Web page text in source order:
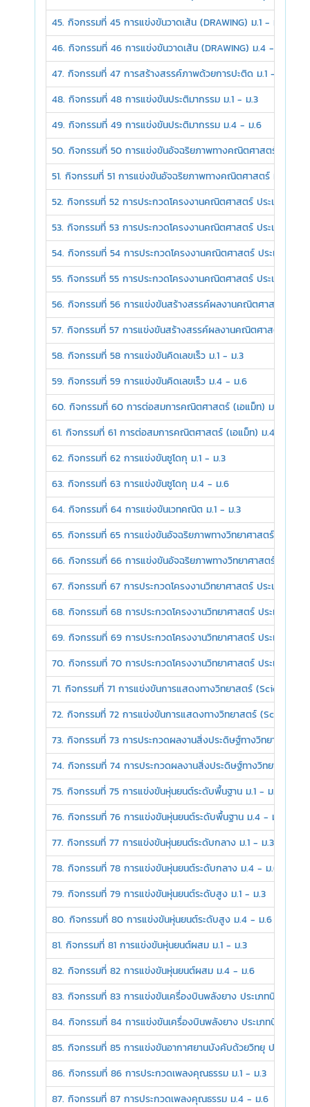
45. กิจกรรมที่ 45 การแข่งขันวาดเส้น (DRAWING) ม.1 - ม.3
46. กิจกรรมที่ 46 การแข่งขันวาดเส้น (DRAWING) ม.4 - ม.6
47. กิจกรรมที่ 47 การสร้างสรรค์ภาพด้วยการปะติด ม.1 - ม.3
48. กิจกรรมที่ 48 การแข่งขันประติมากรรม ม.1 - ม.3
49. กิจกรรมที่ 49 การแข่งขันประติมากรรม ม.4 - ม.6
50. กิจกรรมที่ 50 การแข่งขันอัจฉริยภาพทางคณิตศาสตร์ ม.1 - ม
51. กิจกรรมที่ 51 การแข่งขันอัจฉริยภาพทางคณิตศาสตร์ ม.4 - ม
52. กิจกรรมที่ 52 การประกวดโครงงานคณิตศาสตร์ ประเภทสร้
53. กิจกรรมที่ 53 การประกวดโครงงานคณิตศาสตร์ ประเภทสร้
54. กิจกรรมที่ 54 การประกวดโครงงานคณิตศาสตร์ ประเภทบูร
55. กิจกรรมที่ 55 การประกวดโครงงานคณิตศาสตร์ ประเภทบูร
56. กิจกรรมที่ 56 การแข่งขันสร้างสรรค์ผลงานคณิตศาสตร์โดยใช้
57. กิจกรรมที่ 57 การแข่งขันสร้างสรรค์ผลงานคณิตศาสตร์โดยใ
58. กิจกรรมที่ 58 การแข่งขันคิดเลขเร็ว ม.1 - ม.3
59. กิจกรรมที่ 59 การแข่งขันคิดเลขเร็ว ม.4 - ม.6
60. กิจกรรมที่ 60 การต่อสมการคณิตศาสตร์ (เอแม็ท) ม.1 - ม.3
61. กิจกรรมที่ 61 การต่อสมการคณิตศาสตร์ (เอแม็ท) ม.4 - ม.6
62. กิจกรรมที่ 62 การแข่งขันซูโดกุ ม.1 - ม.3
63. กิจกรรมที่ 63 การแข่งขันซูโดกุ ม.4 - ม.6
64. กิจกรรมที่ 64 การแข่งขันเวทคณิต ม.1 - ม.3
65. กิจกรรมที่ 65 การแข่งขันอัจฉริยภาพทางวิทยาศาสตร์ ม.1 - ม
66. กิจกรรมที่ 66 การแข่งขันอัจฉริยภาพทางวิทยาศาสตร์ ม.4 -
67. กิจกรรมที่ 67 การประกวดโครงงานวิทยาศาสตร์ ประเภททดล
68. กิจกรรมที่ 68 การประกวดโครงงานวิทยาศาสตร์ ประเภททด
69. กิจกรรมที่ 69 การประกวดโครงงานวิทยาศาสตร์ ประเภทสิ่งป
70. กิจกรรมที่ 70 การประกวดโครงงานวิทยาศาสตร์ ประเภทสิ่ง
71. กิจกรรมที่ 71 การแข่งขันการแสดงทางวิทยาสตร์ (Science
72. กิจกรรมที่ 72 การแข่งขันการแสดงทางวิทยาสตร์ (Science
73. กิจกรรมที่ 73 การประกวดผลงานสิ่งประดิษฐ์ทางวิทยาศาสตร์
74. กิจกรรมที่ 74 การประกวดผลงานสิ่งประดิษฐ์ทางวิทยาศาสต
75. กิจกรรมที่ 75 การแข่งขันหุ่นยนต์ระดับพื้นฐาน ม.1 - ม.3
76. กิจกรรมที่ 76 การแข่งขันหุ่นยนต์ระดับพื้นฐาน ม.4 - ม.6
77. กิจกรรมที่ 77 การแข่งขันหุ่นยนต์ระดับกลาง ม.1 - ม.3
78. กิจกรรมที่ 78 การแข่งขันหุ่นยนต์ระดับกลาง ม.4 - ม.6
79. กิจกรรมที่ 79 การแข่งขันหุ่นยนต์ระดับสูง ม.1 - ม.3
80. กิจกรรมที่ 80 การแข่งขันหุ่นยนต์ระดับสูง ม.4 - ม.6
81. กิจกรรมที่ 81 การแข่งขันหุ่นยนต์ผสม ม.1 - ม.3
82. กิจกรรมที่ 82 การแข่งขันหุ่นยนต์ผสม ม.4 - ม.6
83. กิจกรรมที่ 83 การแข่งขันเครื่องบินพลังยาง ประเภทบินนานส
84. กิจกรรมที่ 84 การแข่งขันเครื่องบินพลังยาง ประเภทบินนาน ป
85. กิจกรรมที่ 85 การแข่งขันอากาศยานบังคับด้วยวิทยุ ประเภทพิ
86. กิจกรรมที่ 86 การประกวดเพลงคุณธรรม ม.1 - ม.3
87. กิจกรรมที่ 87 การประกวดเพลงคุณธรรม ม.4 - ม.6